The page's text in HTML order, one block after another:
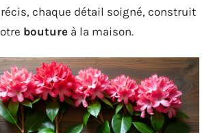
chaque détail soigné, construit
bouture à la maison.